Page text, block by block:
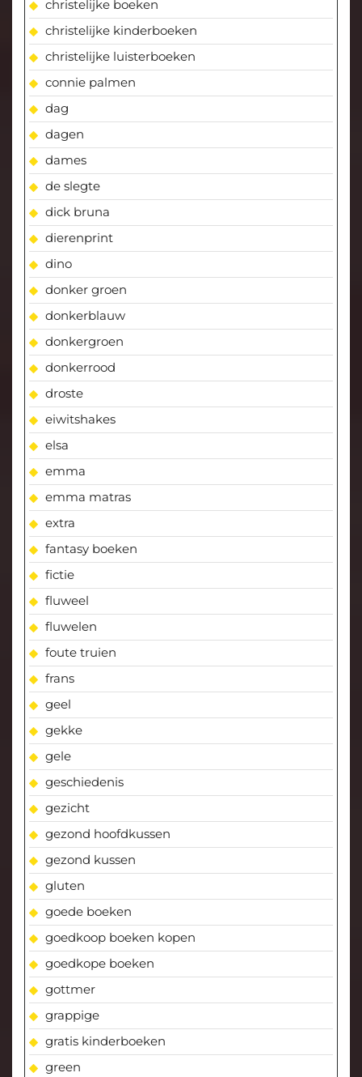
christelijke boeken
christelijke kinderboeken
christelijke luisterboeken
connie palmen
dag
dagen
dames
de slegte
dick bruna
dierenprint
dino
donker groen
donkerblauw
donkergroen
donkerrood
droste
eiwitshakes
elsa
emma
emma matras
extra
fantasy boeken
fictie
fluweel
fluwelen
foute truien
frans
geel
gekke
gele
geschiedenis
gezicht
gezond hoofdkussen
gezond kussen
gluten
goede boeken
goedkoop boeken kopen
goedkope boeken
gottmer
grappige
gratis kinderboeken
green